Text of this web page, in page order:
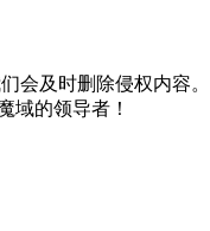
会及时删除侵权内容。
域的领导者！